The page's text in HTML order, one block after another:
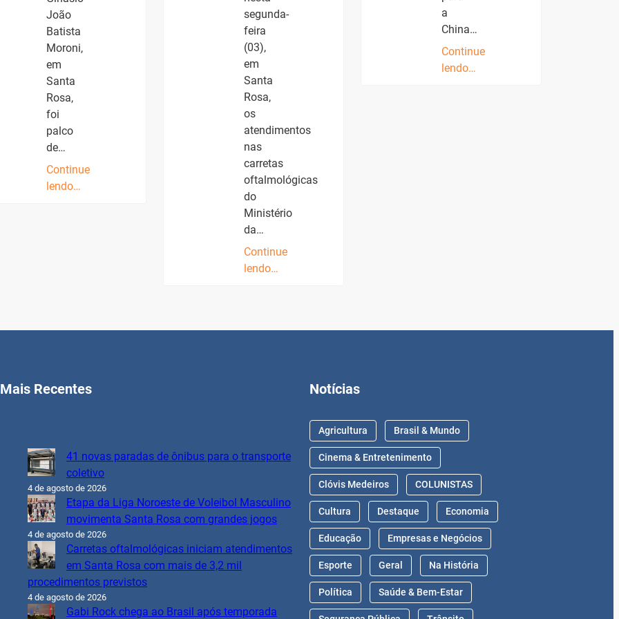
João
Batista
Moroni,
em
Santa
Rosa,
foi
palco
de…
Continue
lendo…
segunda-
feira
(03),
em
Santa
Rosa,
os
atendimentos
nas
carretas
oftalmológicas
do
Ministério
da…
Continue
lendo…
a
China…
Continue
lendo…
Mais Recentes
41 novas paradas de ônibus para o transporte
coletivo
4 de agosto de 2026
Etapa da Liga Noroeste de Voleibol Masculino
movimenta Santa Rosa com grandes jogos
4 de agosto de 2026
Carretas oftalmológicas iniciam atendimentos
em Santa Rosa com mais de 3,2 mil
procedimentos previstos
4 de agosto de 2026
Gabi Rock chega ao Brasil após temporada
Notícias
Agricultura Brasil & Mundo
Cinema & Entretenimento
Clóvis Medeiros COLUNISTAS
Cultura Destaque Economia
Educação Empresas e Negócios
Esporte Geral Na História
Política Saúde & Bem-Estar